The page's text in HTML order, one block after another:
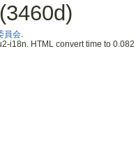
員会.
i18n. HTML convert time to 0.082